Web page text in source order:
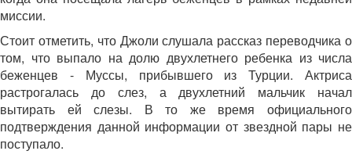
миссии.
Стоит отметить, что Джоли слушала рассказ переводчика о
том, что выпало на долю двухлетнего ребенка из числа
беженцев - Муссы, прибывшего из Турции. Актриса
растрогалась до слез, а двухлетний мальчик начал
вытирать ей слезы. В то же время официального
подтверждения данной информации от звездной пары не
поступало.